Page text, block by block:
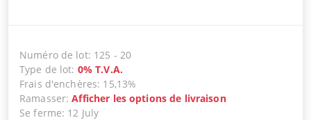
Numéro de lot: 125 - 20
Type de lot: 0% T.V.A.
Frais d'enchères: 15,13%
Ramasser:Afficher les options de livraison
Se ferme: 12 July